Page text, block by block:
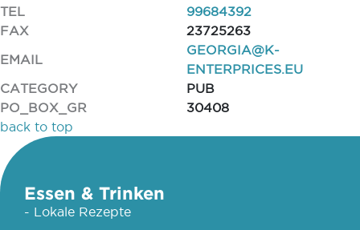
TEL
99684392
FAX
23725263
EMAIL
GEORGIA@K-
ENTERPRICES.EU
CATEGORY
PUB
PO_BOX_GR
30408
back to top
Essen & Trinken
- Lokale Rezepte